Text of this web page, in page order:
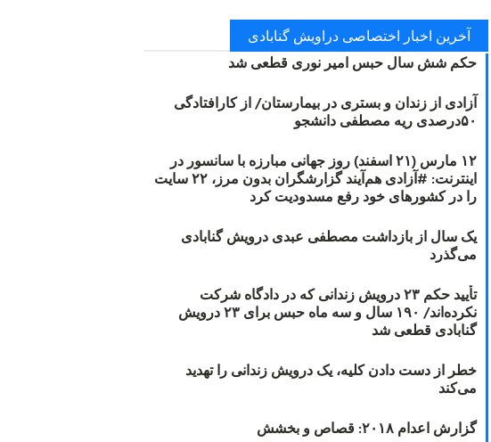
آخرین اخبار اختصاصی دراویش گنابادی
حکم شش سال حبس امیر نوری قطعی شد
آزادی از زندان و بستری در بیمارستان/ از کارافتادگی
۵۰درصدی ریه مصطفی دانشجو
۱۲ مارس (۲۱ اسفند) روز جهانی مبارزه با سانسور در
اینترنت: #آزادی هم‌آیند گزارشگران‌ بدون مرز، ۲۲ سایت
را در کشورهای خود رفع مسدودیت کرد
یک سال از بازداشت مصطفی عبدی درویش گنابادی
می‌گذرد
تأیید حکم ۲۳ درویش زندانی که در دادگاه شرکت
نکرده‌اند/ ۱۹۰ سال و سه ماه حبس برای ۲۳ درویش
گنابادی قطعی شد
خطر از دست دادن کلیه، یک درویش زندانی را تهدید
می‌کند
گزارش اعدام ۲۰۱۸: قصاص و بخشش